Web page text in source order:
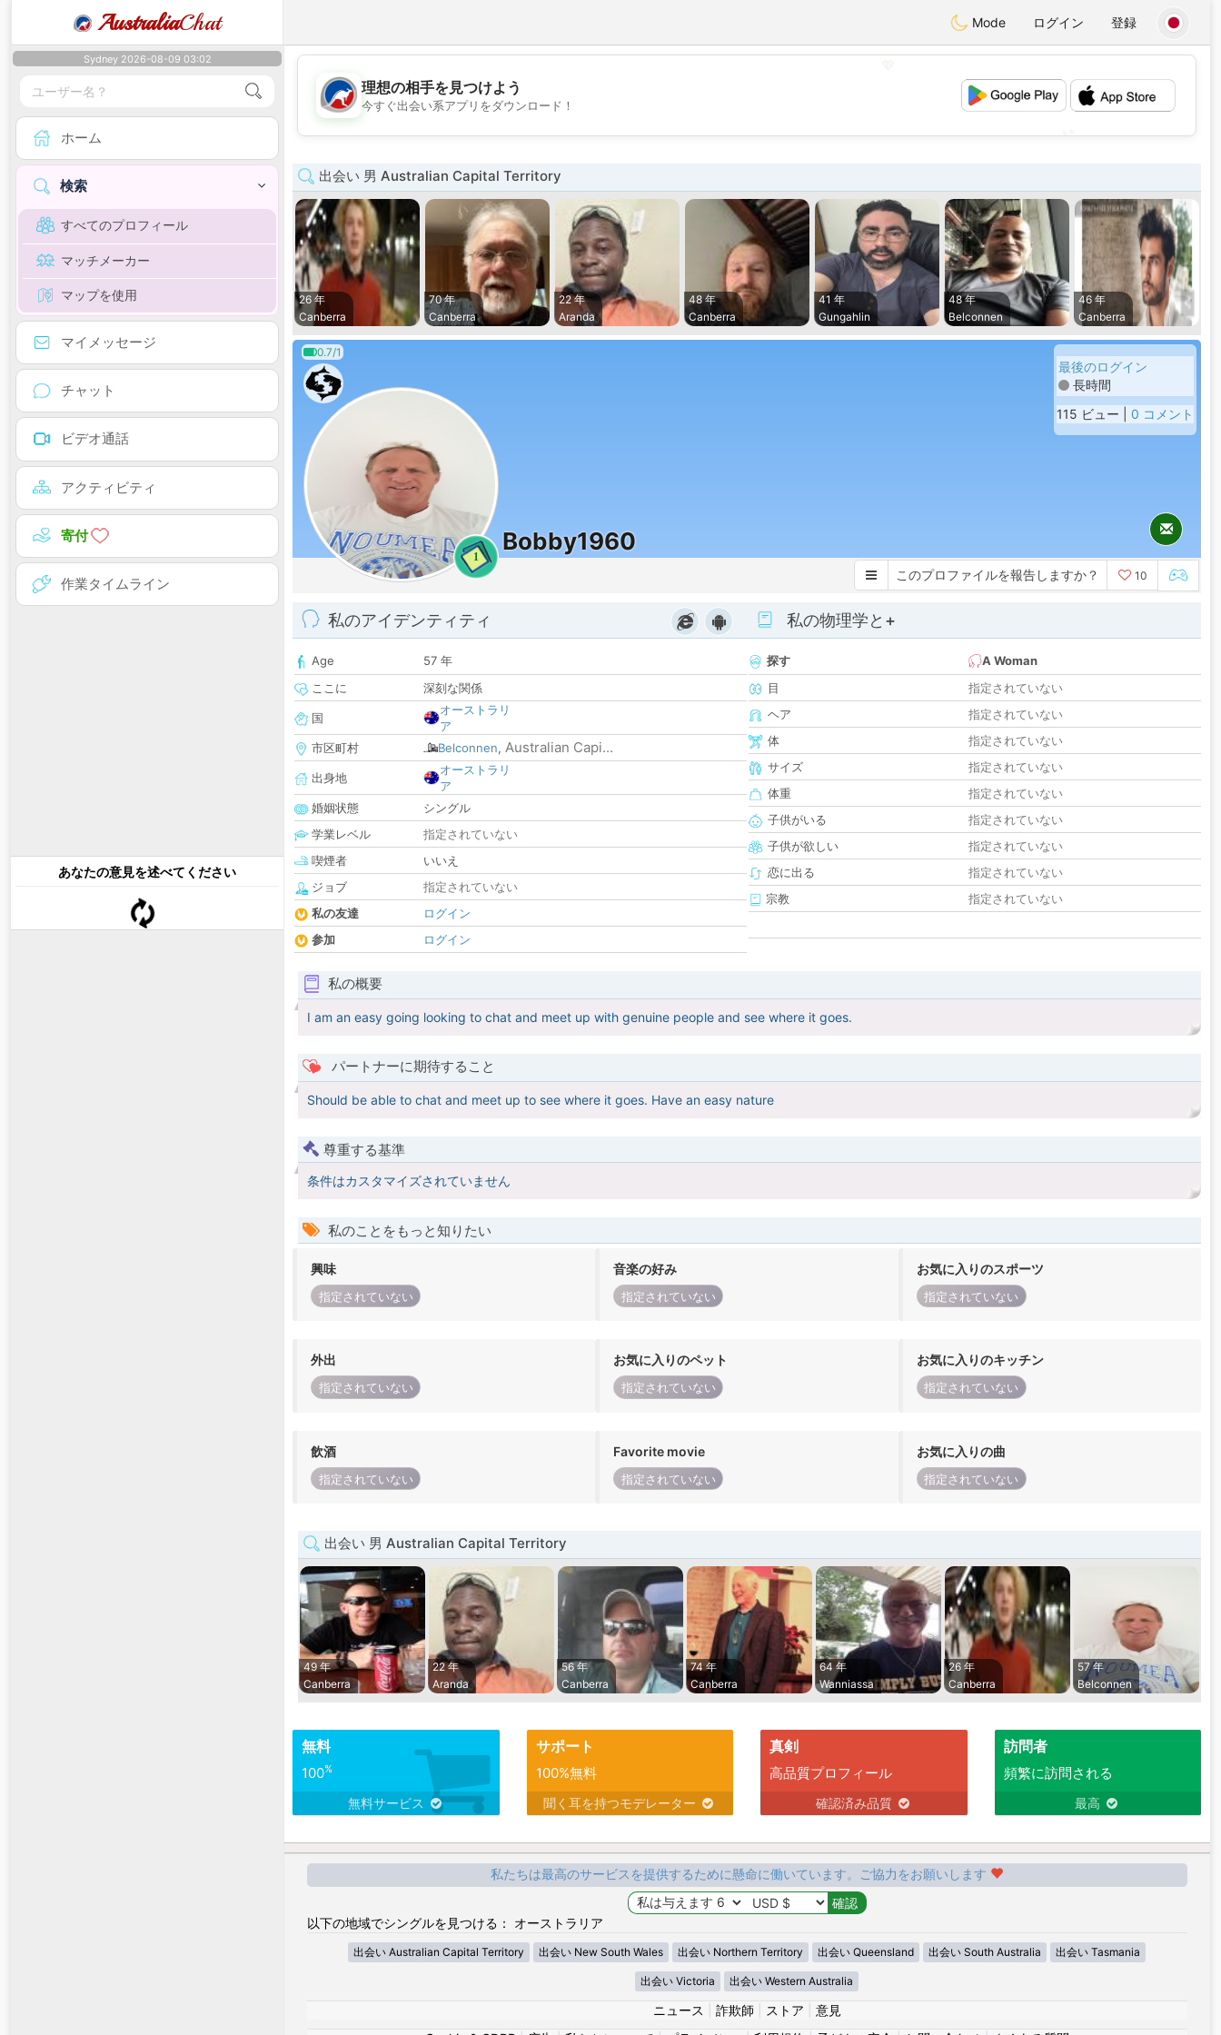
AustraliaChat Mode ログイン 登録
Sydney 2026-08-09 03:02
ホーム
検索
すべてのプロフィール
マッチメーカー
マップを使用
マイメッセージ
チャット
ビデオ通話
アクティビティ
寄付
作業タイムライン
あなたの意見を述べてください
💖
💕
理想の相手を見つけよう
今すぐ出会い系アプリをダウンロード！
出会い 男 Australian Capital Territory
26 年
Canberra
70 年
Canberra
22 年
Aranda
48 年
Canberra
41 年
Gungahlin
48 年
Belconnen
46 年
Canberra
0.7/1
1
Bobby1960
最後のログイン
長時間
115 ビュー | 0 コメント
このプロファイルを報告しますか？ 10
私のアイデンティティ
Age
57 年
ここに
深刻な関係
国
オーストラリ
ア
市区町村
Belconnen, Australian Capi...
出身地
オーストラリ
ア
婚姻状態
シングル
学業レベル
指定されていない
喫煙者
いいえ
ジョブ
指定されていない
私の友達
ログイン
参加
ログイン
私の物理学と+
探す
A Woman
目
指定されていない
ヘア
指定されていない
体
指定されていない
サイズ
指定されていない
体重
指定されていない
子供がいる
指定されていない
子供が欲しい
指定されていない
恋に出る
指定されていない
宗教
指定されていない
私の概要
I am an easy going looking to chat and meet up with genuine people and see where it goes.
パートナーに期待すること
Should be able to chat and meet up to see where it goes. Have an easy nature
尊重する基準
条件はカスタマイズされていません
私のことをもっと知りたい
興味
指定されていない
音楽の好み
指定されていない
お気に入りのスポーツ
指定されていない
外出
指定されていない
お気に入りのペット
指定されていない
お気に入りのキッチン
指定されていない
飲酒
指定されていない
Favorite movie
指定されていない
お気に入りの曲
指定されていない
出会い 男 Australian Capital Territory
49 年
Canberra
22 年
Aranda
56 年
Canberra
74 年
Canberra
64 年
Wanniassa
26 年
Canberra
57 年
Belconnen
無料
100%
無料サービス
サポート
100%無料
聞く耳を持つモデレーター
真剣
高品質プロフィール
確認済み品質
訪問者
頻繁に訪問される
最高
私たちは最高のサービスを提供するために懸命に働いています。ご協力をお願いします
以下の地域でシングルを見つける： オーストラリア
出会い Australian Capital Territory 出会い New South Wales 出会い Northern Territory 出会い Queensland 出会い South Australia 出会い Tasmania
出会い Victoria 出会い Western Australia
ニュース 詐欺師 ストア
意見